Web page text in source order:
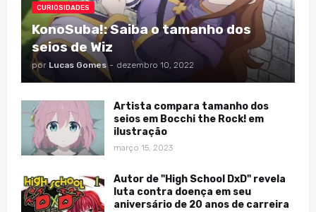
CURIOSIDADES
KonoSuba!: Saiba o tamanho dos
seios de Wiz
por Lucas Gomes - dezembro 10, 2022
Artista compara tamanho dos
seios em Bocchi the Rock! em
ilustração
março 15, 2023
Autor de "High School DxD" revela
luta contra doença em seu
aniversário de 20 anos de carreira